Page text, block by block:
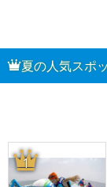
夏の人気スポ
1